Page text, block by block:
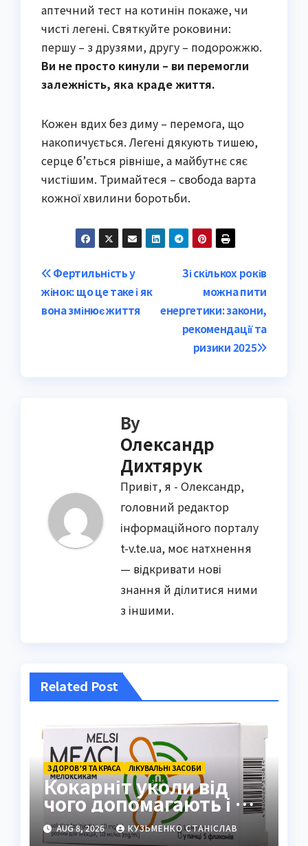
аптечний тест на котинін покаже, чи
чисті легені. Святкуйте роковини:
першу – з друзями, другу – подорожжю.
Ви не просто кинули – ви перемогли
залежність, яка краде життя.
Кожен вдих без диму – перемога, що
накопичується. Легені дякують тишею,
серце б’ється рівніше, а майбутнє сяє
чистішим. Тримайтеся – свобода варта
кожної хвилини боротьби.
Post
navigation
Зі скількох років
можна пити
енергетики: закони,
рекомендації та
ризики 2025
Фертильність у
жінок: що це таке і як
вона змінює життя
By
Олександр
Дихтярук
Привіт, я - Олександр,
головний редактор
інформаційного порталу
t-v.te.ua, моє натхнення
— відкривати нові
знання й ділитися ними
з іншими.
Related Post
ЗДОРОВ’Я ТА КРАСА ЛІКУВАЛЬНІ ЗАСОБИ
Кокарніт уколи від
чого допомагають і як
працюють
AUG 8, 2026 КУЗЬМЕНКО СТАНІСЛАВ